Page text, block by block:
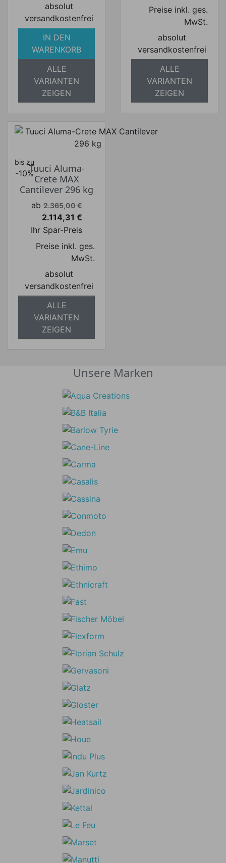
absolut
versandkostenfrei
IN DEN
WARENKORB
ALLE
VARIANTEN
ZEIGEN
Preise inkl. ges.
MwSt.
absolut
versandkostenfrei
ALLE
VARIANTEN
ZEIGEN
bis zu
-10%Tuuci Aluma-
Crete MAX
Cantilever 296 kg
Verkaufspreis
ab 2.365,00 €
Preis
2.114,31 €
Ihr Spar-Preis
Preise inkl. ges.
MwSt.
absolut
versandkostenfrei
ALLE
VARIANTEN
ZEIGEN
Unsere Marken